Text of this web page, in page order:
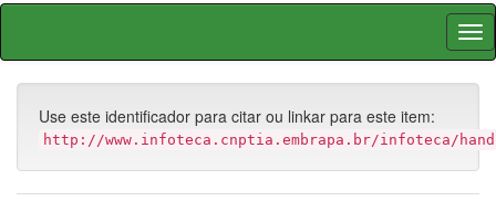
Skip
Use este identificador para citar ou linkar para este item:
http://www.infoteca.cnptia.embrapa.br/infoteca/